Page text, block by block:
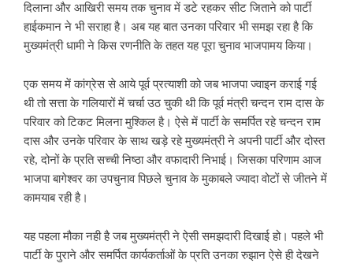
दिलाना और आखिरी समय तक चुनाव में डटे रहकर सीट जिताने को पार्टी
हाईकमान ने भी सराहा है। अब यह बात उनका परिवार भी समझ रहा है कि
मुख्यमंत्री धामी ने किस रणनीति के तहत यह पूरा चुनाव भाजपामय किया।
एक समय में कांग्रेस से आये पूर्व प्रत्याशी को जब भाजपा ज्वाइन कराई गई
थी तो सत्ता के गलियारों में चर्चा उठ चुकी थी कि पूर्व मंत्री चन्दन राम दास के
परिवार को टिकट मिलना मुश्किल है। ऐसे में पार्टी के समर्पित रहे चन्दन राम
दास और उनके परिवार के साथ खड़े रहे मुख्यमंत्री ने अपनी पार्टी और दोस्त
रहे, दोनों के प्रति सच्ची निष्ठा और वफादारी निभाई। जिसका परिणाम आज
भाजपा बागेश्वर का उपचुनाव पिछले चुनाव के मुकाबले ज्यादा वोटों से जीतने में
कामयाब रही है।
यह पहला मौका नही है जब मुख्यमंत्री ने ऐसी समझदारी दिखाई हो। पहले भी
पार्टी के पुराने और समर्पित कार्यकर्ताओं के प्रति उनका रुझान ऐसे ही देखने